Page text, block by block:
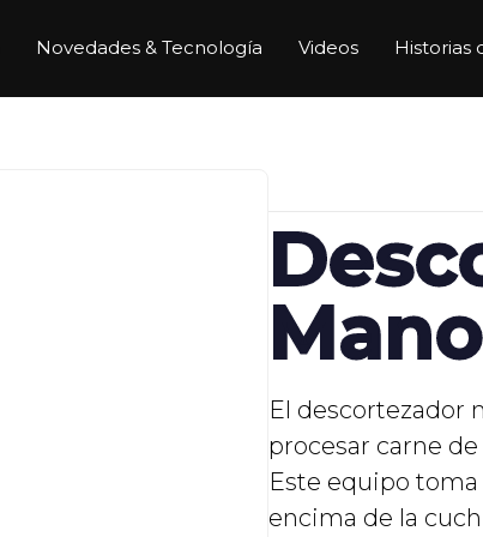
Novedades & Tecnología Videos Historias
El descortezador
procesar carne
Este equipo toma
encima de la